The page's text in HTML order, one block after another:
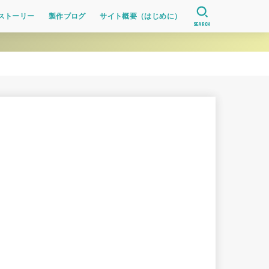
トーリー 製作ブログ サイト概要（はじめに）
SEARCH